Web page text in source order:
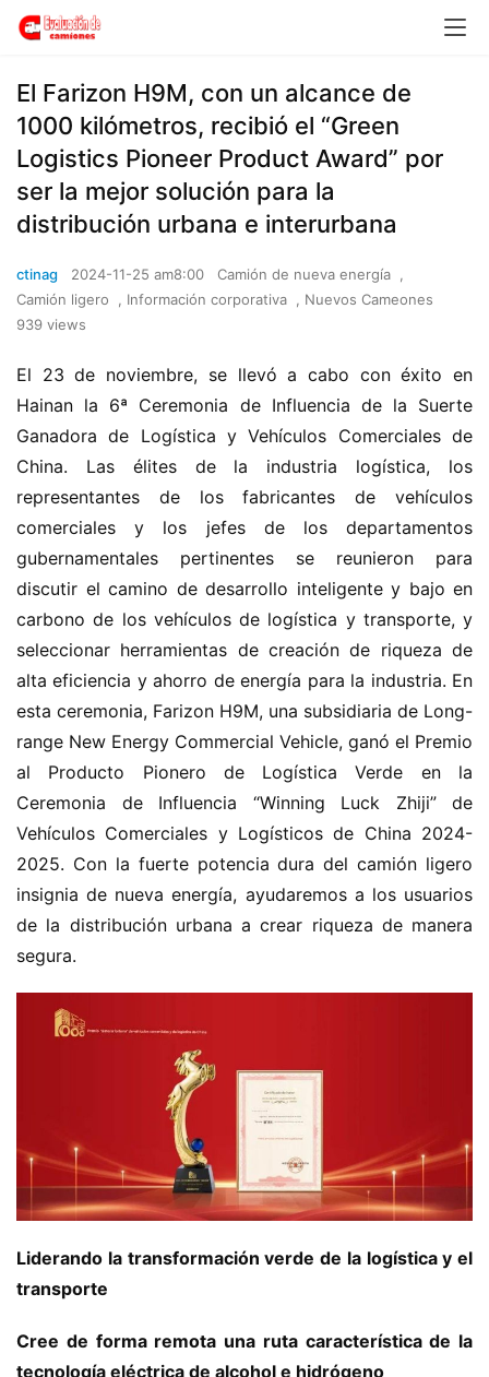
El Farizon H9M, con un alcance de
1000 kilómetros, recibió el “Green
Logistics Pioneer Product Award” por
ser la mejor solución para la
distribución urbana e interurbana
ctinag 2024-11-25 am8:00 Camión de nueva energía
,
Camión ligero
, Información corporativa , Nuevos Cameones
939 views
El 23 de noviembre, se llevó a cabo con éxito en
Hainan la 6ª Ceremonia de Influencia de la Suerte
Ganadora de Logística y Vehículos Comerciales de
China. Las élites de la industria logística, los
representantes de los fabricantes de vehículos
comerciales y los jefes de los departamentos
gubernamentales pertinentes se reunieron para
discutir el camino de desarrollo inteligente y bajo en
carbono de los vehículos de logística y transporte, y
seleccionar herramientas de creación de riqueza de
alta eficiencia y ahorro de energía para la industria. En
esta ceremonia, Farizon H9M, una subsidiaria de Long-
range New Energy Commercial Vehicle, ganó el Premio
al Producto Pionero de Logística Verde en la
Ceremonia de Influencia “Winning Luck Zhiji” de
Vehículos Comerciales y Logísticos de China 2024-
2025. Con la fuerte potencia dura del camión ligero
insignia de nueva energía, ayudaremos a los usuarios
de la distribución urbana a crear riqueza de manera
segura.
Liderando la transformación verde de la logística y el
transporte
Cree de forma remota una ruta característica de la
tecnología eléctrica de alcohol e hidrógeno